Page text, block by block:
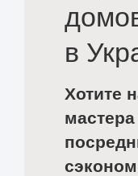
в
Хотите
мастера